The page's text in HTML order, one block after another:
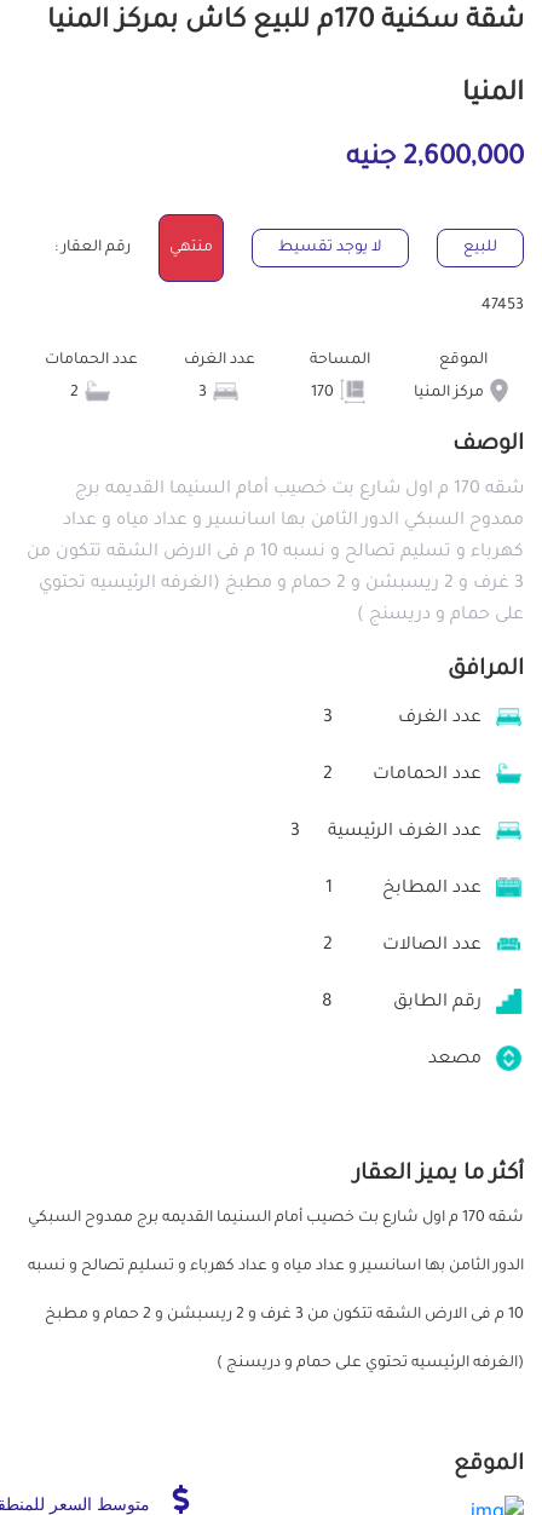
شقة سكنية 170م للبيع كاش بمركز المنيا
المنيا
2,600,000 جنيه
للبيع لا يوجد تقسيط منتهي رقم العقار :
47453
الموقع
مركز المنيا
المساحة
عدد الغرف
عدد الحمامات
الوصف
شقه 170 م اول شارع بت خصيب أمام السنيما القديمه برج
ممدوح السبكي الدور الثامن بها اسانسير و عداد مياه و عداد
كهرباء و تسليم تصالح و نسبه 10 م فى الارض الشقه تتكون من
3 غرف و 2 ريسبشن و 2 حمام و مطبخ (الغرفه الرئيسيه تحتوي
على حمام و دريسنج )
المرافق
عدد الغرف 3
عدد الحمامات 2
عدد الغرف الرئيسية 3
عدد المطابخ 1
عدد الصالات 2
رقم الطابق 8
مصعد
أكثر ما يميز العقار
شقه 170 م اول شارع بت خصيب أمام السنيما القديمه برج ممدوح السبكي
الدور الثامن بها اسانسير و عداد مياه و عداد كهرباء و تسليم تصالح و نسبه
10 م فى الارض الشقه تتكون من 3 غرف و 2 ريسبشن و 2 حمام و مطبخ
(الغرفه الرئيسيه تحتوي على حمام و دريسنج )
الموقع
متوسط السعر